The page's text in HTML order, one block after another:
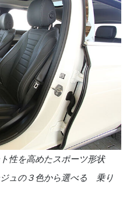
性を高めたスポーツ形状
ュの３色から選べる 乗り